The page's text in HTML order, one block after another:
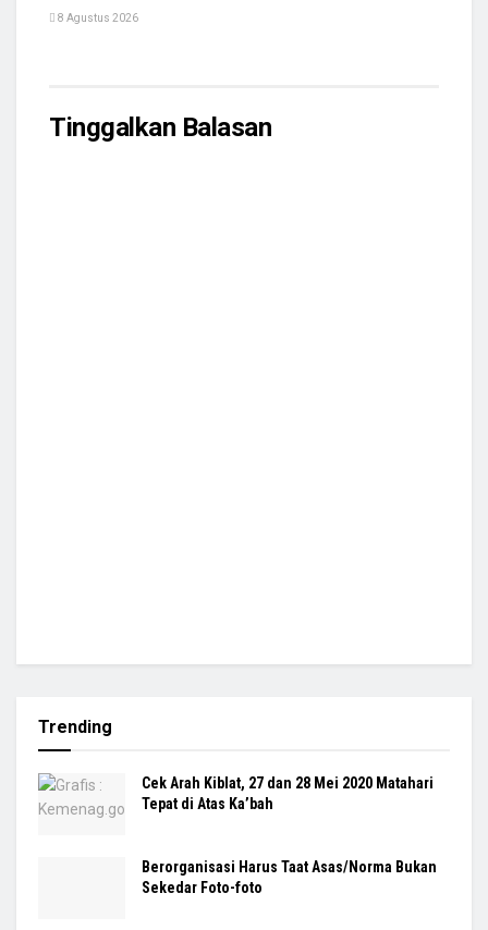
8 Agustus 2026
Tinggalkan Balasan
Trending
Cek Arah Kiblat, 27 dan 28 Mei 2020 Matahari
Tepat di Atas Ka’bah
Berorganisasi Harus Taat Asas/Norma Bukan
Sekedar Foto-foto